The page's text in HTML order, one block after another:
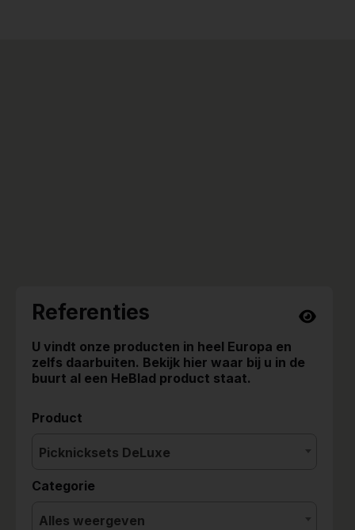
Referenties
U vindt onze producten in heel Europa en
zelfs daarbuiten. Bekijk hier waar bij u in de
buurt al een HeBlad product staat.
Product
Picknicksets DeLuxe
Categorie
Alles weergeven